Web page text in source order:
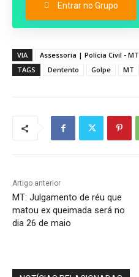
Entrar no Grupo
VIA
Assessoria | Polícia Civil - MT
TAGS
Dentento Golpe MT
Artigo anterior
MT: Julgamento de réu que
matou ex queimada será no
dia 26 de maio